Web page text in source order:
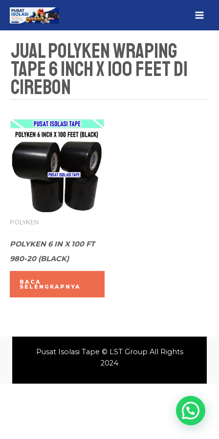
Jual Polyken Wraping
Tape 6 inch x 100 Feet Di
Cirebon
POLYKEN
Dinilai
0
5
POLYKEN 6 IN X 100 FT
980-20 (BLACK)
BACA
SELENGKAPNYA
Pusat Isolasi Tape © LST Group All Rights
2024